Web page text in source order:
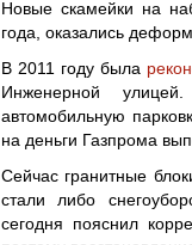
Новые скамейки на
года, оказались
В 2011 году была
Инженерной
автомобильную
на деньги Газпрома
Сейчас гранитные
стали либо
сегодня пояснил